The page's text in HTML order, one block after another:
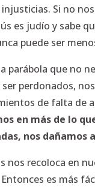
Si no
es judío y sabe
puede ser
parábola que no
perdonados,
de falta de
en más de lo
nos dañamos
nos recoloca en
es más